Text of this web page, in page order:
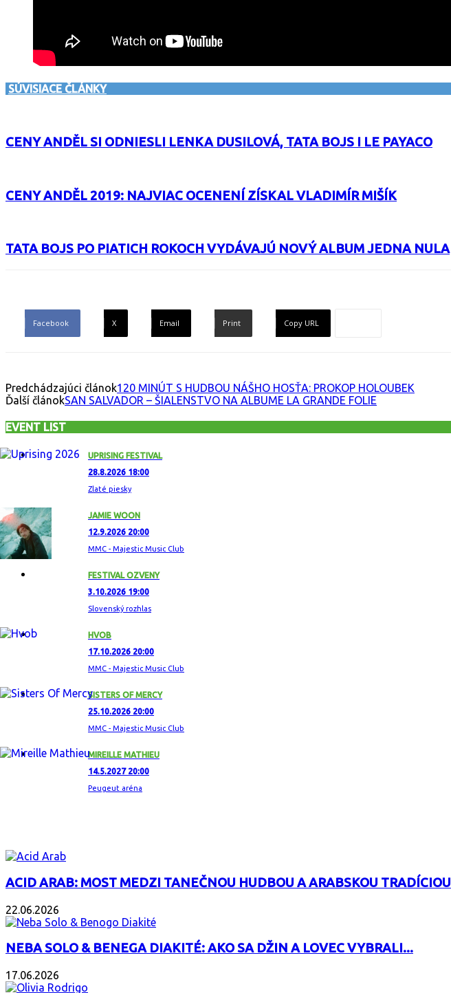
SÚVISIACE ČLÁNKY
CENY ANDĚL SI ODNIESLI LENKA DUSILOVÁ, TATA BOJS I LE PAYACO
CENY ANDĚL 2019: NAJVIAC OCENENÍ ZÍSKAL VLADIMÍR MIŠÍK
TATA BOJS PO PIATICH ROKOCH VYDÁVAJÚ NOVÝ ALBUM JEDNA NULA
Facebook X Email Print Copy URL
Predchádzajúci článok120 MINÚT S HUDBOU NÁŠHO HOSŤA: PROKOP HOLOUBEK
Ďalší článokSAN SALVADOR – ŠIALENSTVO NA ALBUME LA GRANDE FOLIE
EVENT LIST
UPRISING FESTIVAL
28.8.2026 18:00
Zlaté piesky
JAMIE WOON
12.9.2026 20:00
MMC - Majestic Music Club
FESTIVAL OZVENY
3.10.2026 19:00
Slovenský rozhlas
HVOB
17.10.2026 20:00
MMC - Majestic Music Club
SISTERS OF MERCY
25.10.2026 20:00
MMC - Majestic Music Club
MIREILLE MATHIEU
14.5.2027 20:00
Peugeut aréna
ACID ARAB: MOST MEDZI TANEČNOU HUDBOU A ARABSKOU TRADÍCIOU
22.06.2026
NEBA SOLO & BENEGA DIAKITÉ: AKO SA DŽIN A LOVEC VYBRALI...
17.06.2026